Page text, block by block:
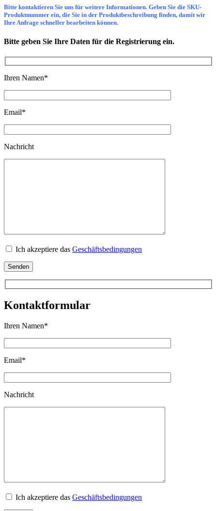
Bitte kontaktieren Sie uns für weitere Informationen. Geben Sie die SKU-
Produktnummer ein, die Sie in der Produktbeschreibung finden, damit wir
Ihre Anfrage schneller bearbeiten können.
Bitte geben Sie Ihre Daten für die Registrierung ein.
Ihren Namen*
Email*
Nachricht
Ich akzeptiere das Geschäftsbedingungen
Senden
Kontaktformular
Ihren Namen*
Email*
Nachricht
Ich akzeptiere das Geschäftsbedingungen